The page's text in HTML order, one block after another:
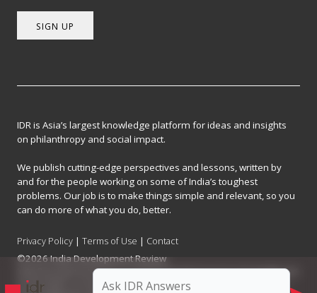
SIGN UP
IDR is Asia’s largest knowledge platform for ideas and insights
on philanthropy and social impact.
We publish cutting-edge perspectives and lessons, written by
and for the people working on some of India’s toughest
problems. Our job is to make things simple and relevant, so you
can do more of what you do, better.
Privacy Policy |Terms of Use | Contact
©2026 India Development Review
India Development Review is published by the Forum for Knowledge and
Social Impact, a not-for-profit company registered under Section 8 of